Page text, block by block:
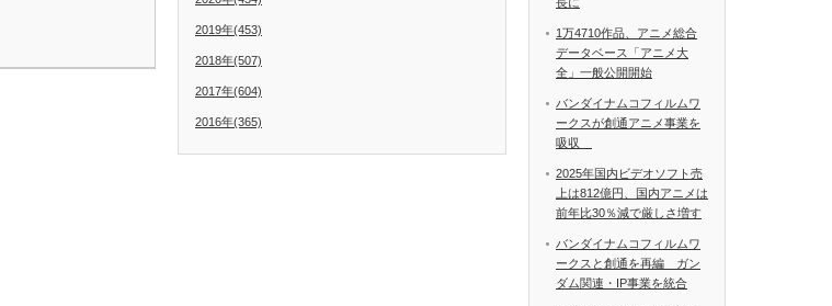
2019年(453)
2018年(507)
2017年(604)
2016年(365)
1万4710作品、アニメ総合
データベース「アニメ大
全」一般公開開始
バンダイナムコフィルムワ
ークスが創通アニメ事業を
吸収
2025年国内ビデオソフト売
上は812億円、国内アニメは
前年比30％減で厳しさ増す
バンダイナムコフィルムワ
ークスと創通を再編 ガン
ダム関連・IP事業を統合